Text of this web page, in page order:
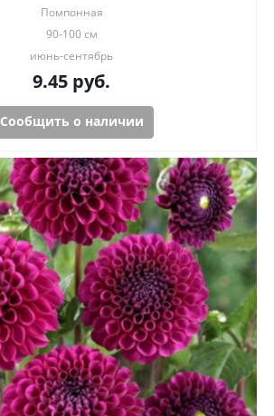
Помпонная
90-100 см
июнь-сентябрь
9.45 руб.
Сообщить о наличии